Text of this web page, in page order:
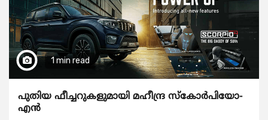
1 min read
പുതിയ ഫീച്ചറുകളുമായി മഹീന്ദ്ര സ്കോർപിയോ-
എൻ